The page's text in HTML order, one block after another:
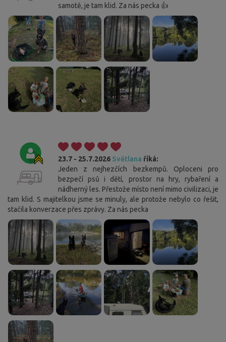
samotě, je tam klid. Za nás pecka 👍
23.7 - 25.7.2026 Světlana říká:
Jeden z nejhezčích bezkempů. Oploceni pro
bezpečí psů i dětí, prostor na hry, rybaření a
nádherný les. Přestože místo není mimo civilizaci, je
tam klid. S majitelkou jsme se minuly, ale protože nebylo co řešit,
stačila konverzace přes zprávy. Za nás pecka